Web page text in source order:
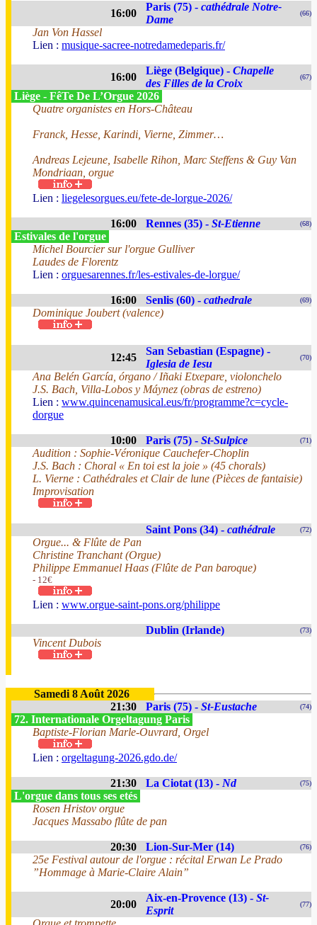
16:00
Paris (75) - cathédrale Notre-
Dame
(66)
Jan Von Hassel
Lien : musique-sacree-notredamedeparis.fr/
16:00
Liège (Belgique) - Chapelle
des Filles de la Croix
(67)
Liège - FêTe De L’Orgue 2026
Quatre organistes en Hors-Château
Franck, Hesse, Karindi, Vierne, Zimmer…
Andreas Lejeune, Isabelle Rihon, Marc Steffens & Guy Van
Mondriaan, orgue
Lien : liegelesorgues.eu/fete-de-lorgue-2026/
16:00 Rennes (35) - St-Etienne (68)
Estivales de l'orgue
Michel Bourcier sur l'orgue Gulliver
Laudes de Florentz
Lien : orguesarennes.fr/les-estivales-de-lorgue/
16:00 Senlis (60) - cathedrale (69)
Dominique Joubert (valence)
12:45
San Sebastian (Espagne) -
Iglesia de Iesu
(70)
Ana Belén García, órgano / Iñaki Etxepare, violonchelo
J.S. Bach, Villa-Lobos y Máynez (obras de estreno)
Lien : www.quincenamusical.eus/fr/programme?c=cycle-
dorgue
10:00 Paris (75) - St-Sulpice (71)
Audition : Sophie-Véronique Cauchefer-Choplin
J.S. Bach : Choral « En toi est la joie » (45 chorals)
L. Vierne : Cathédrales et Clair de lune (Pièces de fantaisie)
Improvisation
Saint Pons (34) - cathédrale (72)
Orgue... & Flûte de Pan
Christine Tranchant (Orgue)
Philippe Emmanuel Haas (Flûte de Pan baroque)
- 12€
Lien : www.orgue-saint-pons.org/philippe
Dublin (Irlande) (73)
Vincent Dubois
Samedi 8 Août 2026
21:30
Paris (75) - St-Eustache (74)
72. Internationale Orgeltagung Paris
Baptiste-Florian Marle-Ouvrard, Orgel
Lien : orgeltagung-2026.gdo.de/
21:30 La Ciotat (13) - Nd (75)
L'orgue dans tous ses etés
Rosen Hristov orgue
Jacques Massabo flûte de pan
20:30 Lion-Sur-Mer (14) (76)
25e Festival autour de l'orgue : récital Erwan Le Prado
”Hommage à Marie-Claire Alain”
20:00
Aix-en-Provence (13) - St-
Esprit
(77)